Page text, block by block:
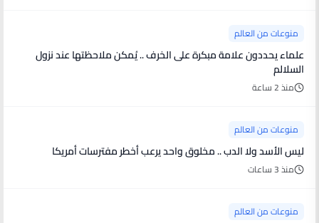
منوعات من العالم
علماء يحددون علامة مبكرة على الخرف .. يُمكن ملاحظتها عند نزول
السلالم
منذ 2 ساعة
منوعات من العالم
ليس الأسد ولا الدب .. مخلوق واحد يرعب أخطر مفترسات أمريكا
منذ 3 ساعات
منوعات من العالم